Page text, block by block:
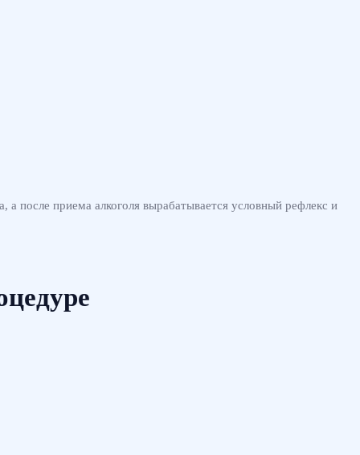
после приема алкоголя вырабатывается условный рефлекс и